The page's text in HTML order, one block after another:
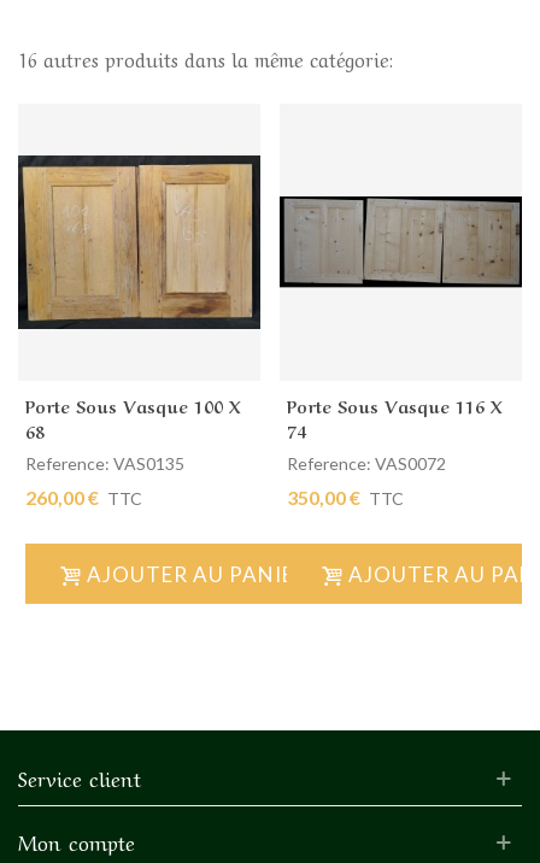
16 autres produits dans la même catégorie:
Porte Sous Vasque 100 X
68
Reference: VAS0135
260,00 € TTC
AJOUTER AU PANIER
Porte Sous Vasque 116 X
74
Reference: VAS0072
350,00 € TTC
AJOUTER AU
Service client
Mon compte